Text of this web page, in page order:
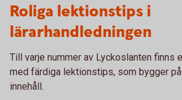
Roliga lektionstips i
lärarhandledningen
Till varje nummer av Lyckoslanten finns
med färdiga lektionstips, som bygger
innehåll.